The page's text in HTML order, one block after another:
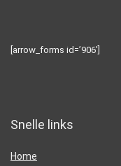
[arrow_forms id=’906′]
Snelle links
Home